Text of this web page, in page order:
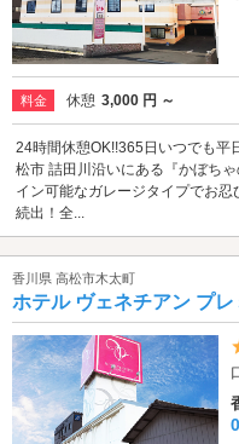
料金 休憩 3,000 円 ～
24時間休憩OK!!365日いつでも平
松市 詰田川沿いにある『かぼち
イン可能なガレージタイプでお
続出！全...
香川県 高松市木太町
ホテル ヴェネチアン プレ